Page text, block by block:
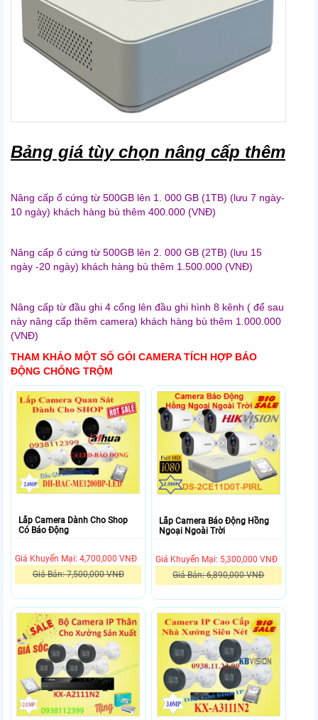
Bảng giá tùy chọn nâng cấp thêm
Nâng cấp ổ cứng từ 500GB lên 1. 000 GB (1TB) (lưu 7 ngày-
10 ngày) khách hàng bù thêm 400.000 (VNĐ)
Nâng cấp ổ cứng từ 500GB lên 2. 000 GB (2TB) (lưu 15
ngày -20 ngày) khách hàng bù thêm 1.500.000 (VNĐ)
Nâng cấp từ đầu ghi 4 cổng lên đầu ghi hình 8 kênh ( để sau
này nâng cấp thêm camera) khách hàng bù thêm 1.000.000
(VNĐ)
THAM KHẢO MỘT SỐ GÓI CAMERA TÍCH HỢP BÁO
ĐỘNG CHỐNG TRỘM
Lắp Camera Dành Cho Shop
Có Báo Động
Giá Khuyến Mại: 4,700,000 VNĐ
Giá Bán: 7,500,000 VNĐ
Lắp Camera Báo Động Hồng
Ngoại Ngoài Trời
Giá Khuyến Mại: 5,300,000 VNĐ
Giá Bán: 6,890,000 VNĐ